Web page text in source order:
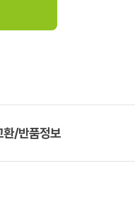
환/반품정보